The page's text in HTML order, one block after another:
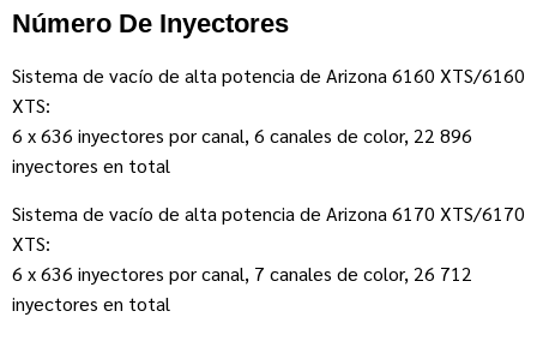
Número De Inyectores
Sistema de vacío de alta potencia de Arizona 6160 XTS/6160
XTS:
6 x 636 inyectores por canal, 6 canales de color, 22 896
inyectores en total
Sistema de vacío de alta potencia de Arizona 6170 XTS/6170
XTS:
6 x 636 inyectores por canal, 7 canales de color, 26 712
inyectores en total